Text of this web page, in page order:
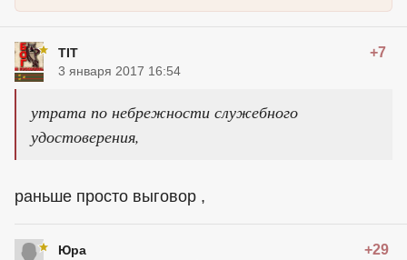
TIT +7
3 января 2017 16:54
утрата по небрежности служебного
удостоверения,
раньше просто выговор ,
Юра +29